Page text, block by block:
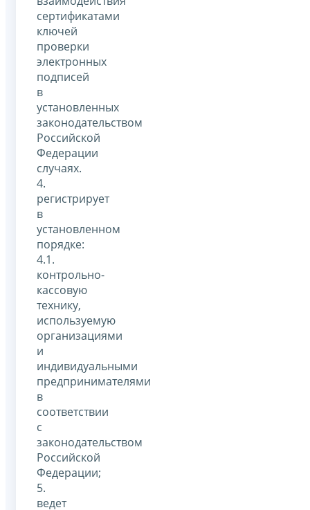
сертификатами
ключей
проверки
электронных
подписей
в
установленных
законодательством
Российской
Федерации
случаях.
4.
регистрирует
в
установленном
порядке:
4.1.
контрольно-
кассовую
технику,
используемую
организациями
и
индивидуальными
предпринимателями
в
соответствии
с
законодательством
Российской
Федерации;
5.
ведет